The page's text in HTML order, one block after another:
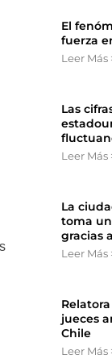
El
fuerza
Leer Más
Las
Leer Más
La
toma
gracias
Leer Más
jueces
Chile
Leer Más